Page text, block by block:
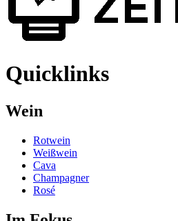
Quicklinks
Wein
Rotwein
Weißwein
Cava
Champagner
Rosé